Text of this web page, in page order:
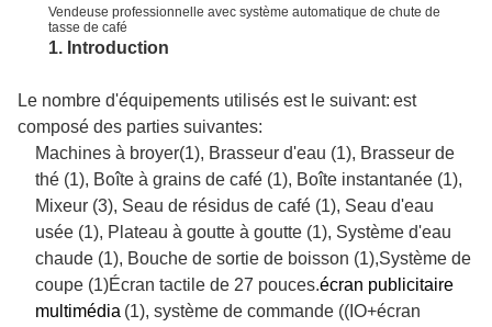
Vendeuse professionnelle avec système automatique de chute de
tasse de café
1. Introduction
Le nombre d'équipements utilisés est le suivant: est
composé des parties suivantes:
Machines à broyer(1), Brasseur d'eau (1), Brasseur de
thé (1), Boîte à grains de café (1), Boîte instantanée (1),
Mixeur (3), Seau de résidus de café (1), Seau d'eau
usée (1), Plateau à goutte à goutte (1), Système d'eau
chaude (1), Bouche de sortie de boisson (1),Système de
coupe (1)Écran tactile de 27 pouces.écran publicitaire
multimédia (1), système de commande ((IO+écran